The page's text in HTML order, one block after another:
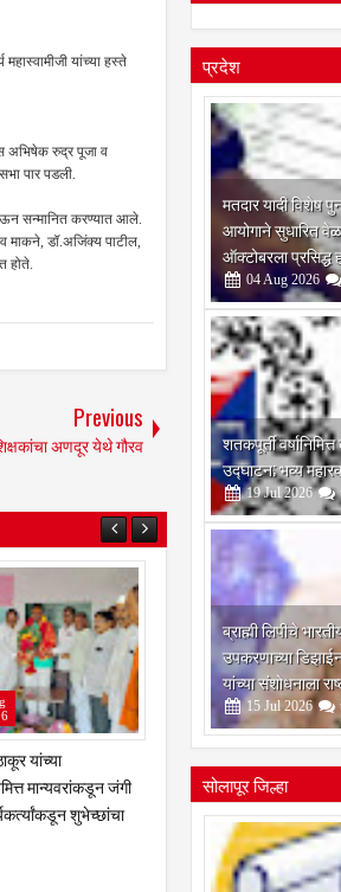
यांच्या हस्ते
अभिषेक रुद्र पूजा व
पार पडली.
सन्मानित करण्यात आले.
माकने, डॉ.अजिंक्य पाटील,
होते.
Previous
अणदूर येथे गौरव
यांच्या
मान्यवरांकडून जंगी
शुभेच्छांचा
नगरसेवकपदी ज्ञानेश्वर घोडके
संधी द्या, शिवसेना शिंदे गटाच्या
कार्यकर्त्यांची ठाम भूमिका;
आश्वासनाची आठवण
Aug
2026
प्रदेश
मतदार यादी विशेष
आयोगाने सुधारित
ऑक्टोबरला प्रसिद्ध
04 Aug 2026
शतकपूर्ती
उद्घाटन; भव्य
19 Jul 2026
ब्राह्मी लिपीचे
उपकरणाच्या
यांच्या संशोधनाला
15 Jul 2026
सोलापूर जिल्हा
सोलापूर जिल्हा
आयोजन
09 Feb